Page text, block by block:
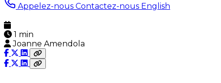
Appelez-nous Contactez-nous English
1 min
Joanne Amendola